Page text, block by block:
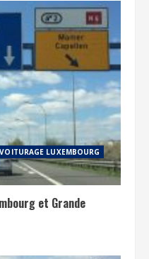
LUXEMBOURG
et Grande